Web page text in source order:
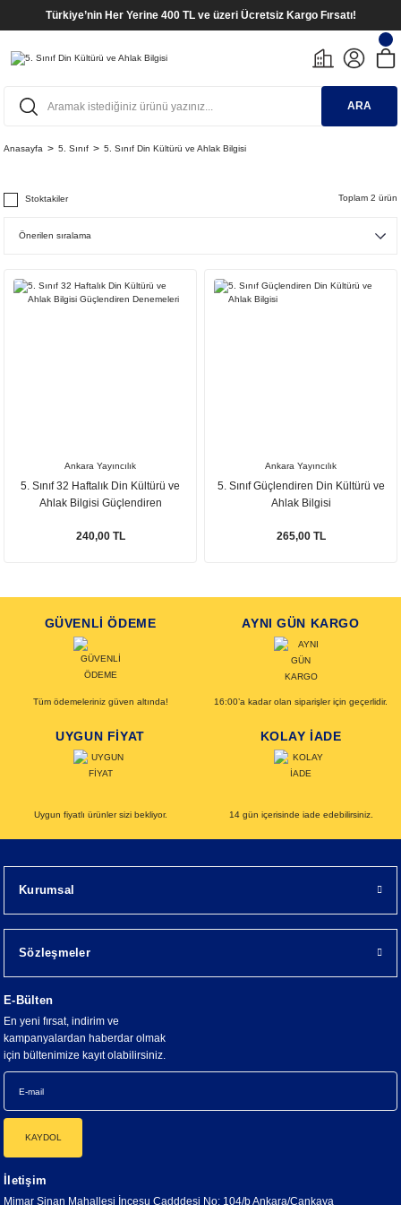
Türkiye’nin Her Yerine 400 TL ve üzeri Ücretsiz Kargo Fırsatı!
ARA
Anasayfa 5. Sınıf 5. Sınıf Din Kültürü ve Ahlak Bilgisi
Stoktakiler Toplam 2 ürün
Ankara Yayıncılık
5. Sınıf 32 Haftalık Din Kültürü ve
Ahlak Bilgisi Güçlendiren
240,00 TL
Ankara Yayıncılık
5. Sınıf Güçlendiren Din Kültürü ve
Ahlak Bilgisi
265,00 TL
GÜVENLİ ÖDEME
Tüm ödemeleriniz güven altında!
AYNI GÜN KARGO
16:00’a kadar olan siparişler için geçerlidir.
UYGUN FİYAT
Uygun fiyatlı ürünler sizi bekliyor.
KOLAY İADE
14 gün içerisinde iade edebilirsiniz.
Kurumsal
Sözleşmeler
E-Bülten
En yeni fırsat, indirim ve
kampanyalardan haberdar olmak
için bültenimize kayıt olabilirsiniz.
KAYDOL
İletişim
Mimar Sinan Mahallesi İncesu Cadddesi No: 104/b Ankara/Çankaya